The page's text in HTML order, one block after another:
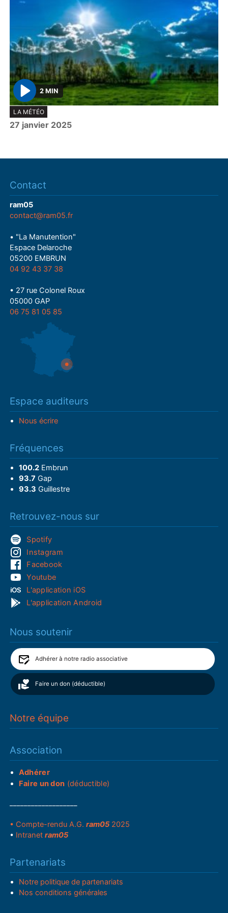
P
l
a
2 MIN
LA MÉTÉO
27 janvier 2025
Contact
ram05
contact@ram05.fr
• "La Manutention"
Espace Delaroche
05200 EMBRUN
04 92 43 37 38
• 27 rue Colonel Roux
05000 GAP
06 75 81 05 85
Espace auditeurs
Nous écrire
Fréquences
100.2Embrun
93.7 Gap
93.3 Guillestre
Retrouvez-nous sur
Spotify
Instagram
Facebook
Youtube
L'application iOS
L'application Android
Nous soutenir
Adhérer à notre radio associative
Faire un don (déductible)
Notre équipe
Association
Adhérer
Faire un don (déductible)
• Compte-rendu A.G.ram05 2025
• Intranetram05
Partenariats
Notre politique de partenariats
Nos conditions générales